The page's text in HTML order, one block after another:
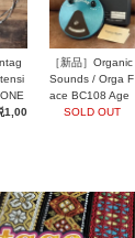
1,00
［新品］Organic
Sounds / Orga F
ace BC108 Age
d Blue
SOLD OUT